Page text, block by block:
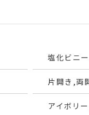
塩化ビニ
片開き,両
アイボリ